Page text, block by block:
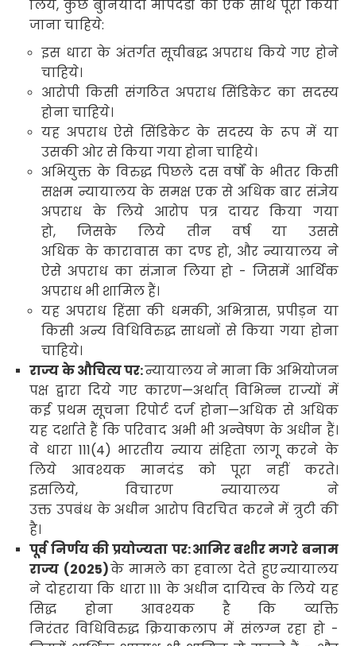
लिये,कुछ बुनियादी मापदंडों को एक साथ पूरा किया
जाना चाहिये:
इस धारा के अंतर्गत सूचीबद्ध अपराध किये गए होने
चाहिये।
आरोपी किसी संगठित अपराध सिंडिकेट का सदस्य
होना चाहिये।
यह अपराध ऐसे सिंडिकेट के सदस्य के रूप में या
उसकी ओर से किया गया होना चाहिये।
अभियुक्त के विरुद्ध पिछले दस वर्षों के भीतर किसी
सक्षम न्यायालय के समक्ष एक से अधिक बार संज्ञेय
अपराध के लिये आरोप पत्र दायर किया गया
हो,जिसके लिये तीन वर्ष या उससे
अधिक के कारावास का दण्ड हो, और न्यायालय ने
ऐसे अपराध का संज्ञान लिया हो - जिसमें आर्थिक
अपराध भी शामिल हैं।
यह अपराध हिंसा की धमकी,अभित्रास,प्रपीड़न या
किसी अन्य विधिविरुद्ध साधनों से किया गया होना
चाहिये।
राज्य के औचित्य पर:न्यायालय ने माना कि अभियोजन
पक्ष द्वारा दिये गए कारण—अर्थात् विभिन्न राज्यों में
कई प्रथम सूचना रिपोर्ट दर्ज होना—अधिक से अधिक
यह दर्शाते हैं कि परिवाद अभी भी अन्वेषण के अधीन हैं।
वे धारा 111(4) भारतीय न्याय संहिता लागू करने के
लिये आवश्यक मानदंड को पूरा नहीं करते।
इसलिये,विचारण न्यायालय ने
उक्त उपबंध के अधीन आरोप विरचित करने में त्रुटी की
है।
पूर्व निर्णय की प्रयोज्यता पर:आमिर बशीर मगरे बनाम
राज्य (2025)के मामले का हवाला देते हुएन्यायालय
ने दोहराया कि धारा111 के अधीन दायित्त्व के लिये यह
सिद्ध होना आवश्यक है कि व्यक्ति
निरंतर विधिविरुद्ध क्रियाकलाप में संलग्न रहा हो -